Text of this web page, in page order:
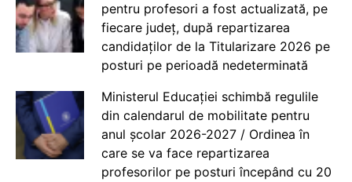
pentru profesori a fost actualizată, pe
fiecare județ, după repartizarea
candidaților de la Titularizare 2026 pe
posturi pe perioadă nedeterminată
Ministerul Educației schimbă regulile
din calendarul de mobilitate pentru
anul școlar 2026-2027 / Ordinea în
care se va face repartizarea
profesorilor pe posturi începând cu 20